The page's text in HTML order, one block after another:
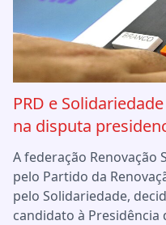
PRD e
na disputa
A federação Renovação
pelo Partido da
pelo Solidariedade,
candidato à Presidência